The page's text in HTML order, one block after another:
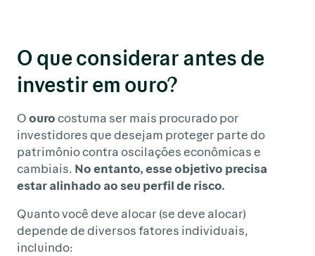
O que considerar antes de
investir em ouro?
Oourocostuma ser mais procurado por
investidores que desejam proteger parte do
patrimônio contra oscilações econômicas e
cambiais. No entanto, esse objetivo precisa
estar alinhado ao seu perfil de risco.
Quanto você deve alocar (se deve alocar)
depende de diversos fatores individuais,
incluindo: